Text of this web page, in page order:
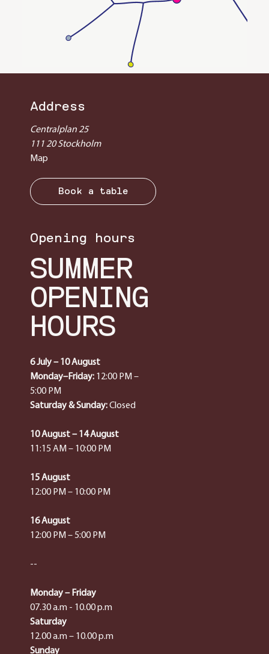
Opening hours
SUMMER
OPENING
HOURS
6 July – 10 August
Monday–Friday: 12:00 PM –
5:00 PM
Saturday & Sunday:Closed
10 August – 14 August
11:15 AM – 10:00 PM
15 August
12:00 PM – 10:00 PM
16 August
12:00 PM – 5:00 PM
--
Monday – Friday
07.30 a.m - 10.00 p.m
Saturday
12.00 a.m – 10.00 p.m
Sunday
Address
Centralplan 25
111 20 Stockholm
Map
Book a table